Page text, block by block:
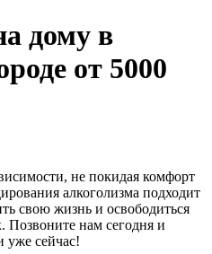
дому в
от 5000
не покидая комфорт
алкоголизма подходит
свою жизнь и освободиться
Позвоните нам сегодня и
уже сейчас!